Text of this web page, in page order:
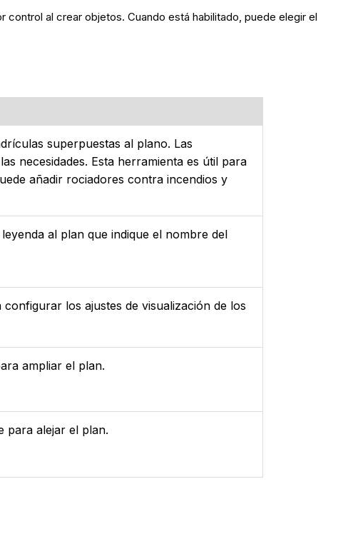
control al crear objetos. Cuando está habilitado, puede elegir el
superpuestas al plano. Las
necesidades. Esta herramienta es útil para
añadir rociadores contra incendios y
al plan que indique el nombre del
configurar los ajustes de visualización de los
ampliar el plan.
para alejar el plan.